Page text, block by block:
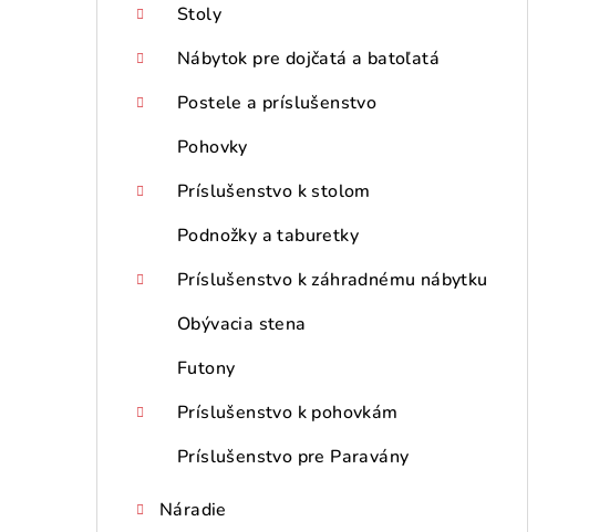
Stoly
Nábytok pre dojčatá a batoľatá
Postele a príslušenstvo
Pohovky
Príslušenstvo k stolom
Podnožky a taburetky
Príslušenstvo k záhradnému nábytku
Obývacia stena
Futony
Príslušenstvo k pohovkám
Príslušenstvo pre Paravány
Náradie